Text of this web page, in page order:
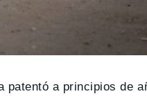
patentó a principios de